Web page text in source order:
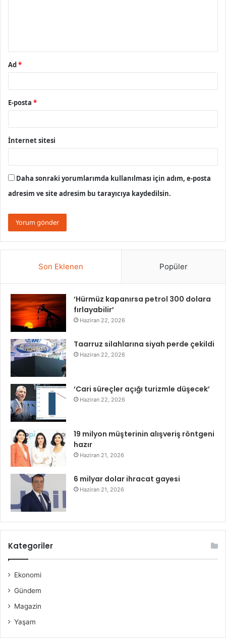
Ad*
E-posta *
İnternet sitesi
Daha sonraki yorumlarımda kullanılması için adım, e-posta
adresim ve site adresim bu tarayıcıya kaydedilsin.
Son Eklenen Popüler
‘Hürmüz kapanırsa petrol 300 dolara
fırlayabilir’
Haziran 22, 2026
Taarruz silahlarına siyah perde çekildi
Haziran 22, 2026
‘Cari süreçler açığı turizmle düşecek’
Haziran 22, 2026
19 milyon müşterinin alışveriş röntgeni
hazır
Haziran 21, 2026
6 milyar dolar ihracat gayesi
Haziran 21, 2026
Kategoriler
Ekonomi
Gündem
Magazin
Yaşam